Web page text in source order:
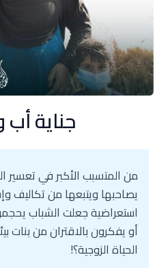
جناية
من المتسبب الأكبر في تعسير
يصاحبها ويتبعها من تكاليف
استعراضية جعلت الشباب
أو يفكرون بالاقتران من بنات
الحياة الزوجية؟!